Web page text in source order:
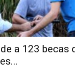
a 123 becas